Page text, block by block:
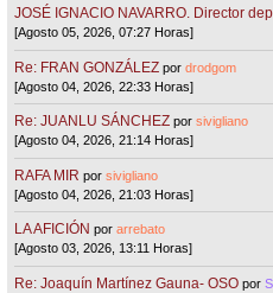
JOSÉ IGNACIO NAVARRO. Director
[Agosto 05, 2026, 07:27 Horas]
Re: FRAN GONZÁLEZ pordrodgom
[Agosto 04, 2026, 22:33 Horas]
Re: JUANLU SÁNCHEZ porsivigliano
[Agosto 04, 2026, 21:14 Horas]
RAFA MIR porsivigliano
[Agosto 04, 2026, 21:03 Horas]
LA AFICIÓN porarrebato
[Agosto 03, 2026, 13:11 Horas]
Re: Joaquín Martínez Gauna- OSO por